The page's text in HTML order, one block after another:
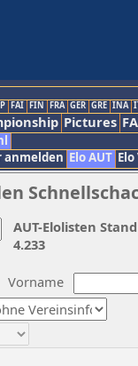
FAI FIN FRA GER GRE INA
Pictures
anmelden Elo AUT
Vorname
AUT-Elolisten
4.233